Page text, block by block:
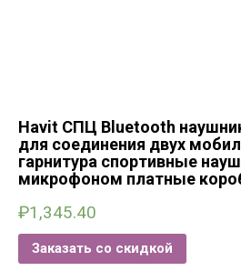
Havit СПЦ Bluetooth
для соединения двух
гарнитура спортивные
микрофоном платные
₽1,345.40
Заказать со скидкой